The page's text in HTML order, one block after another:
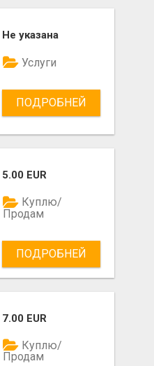
Не указана
Услуги
ПОДРОБНЕЙ
5.00 EUR
Куплю/
Продам
ПОДРОБНЕЙ
7.00 EUR
Куплю/
Продам